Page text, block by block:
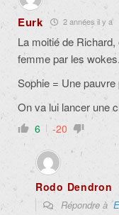
Eurk 2 années il y a
La moitié de
femme par les wokes.
Sophie = Une pauvre
On va lui lancer une
6 -20
Rodo Dendron
Répondre à